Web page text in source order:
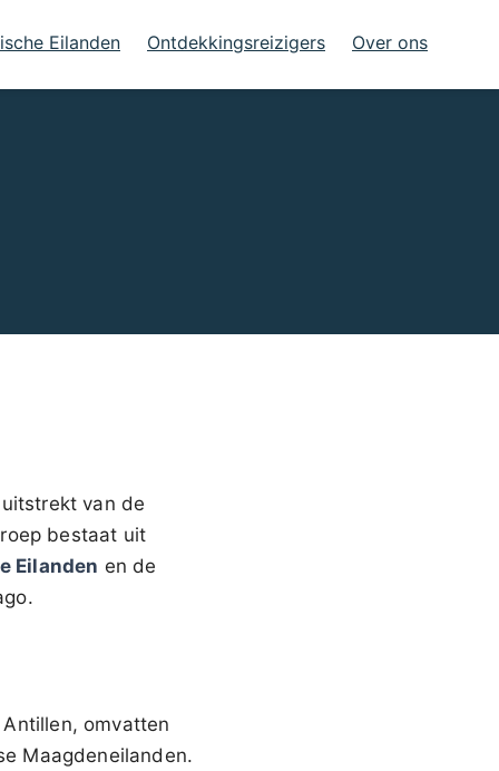
Eilanden Ontdekkingsreizigers Over ons
van de
bestaat uit
Eilanden en de
omvatten
Maagdeneilanden.